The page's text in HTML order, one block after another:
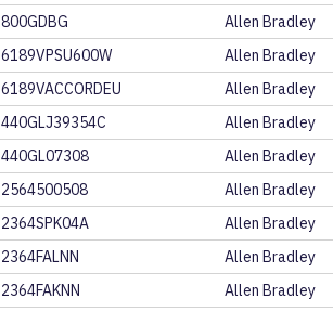
800GDBG Allen Bradley
6189VPSU600W Allen Bradley
6189VACCORDEU Allen Bradley
440GLJ39354C Allen Bradley
440GL07308 Allen Bradley
2564500508 Allen Bradley
2364SPK04A Allen Bradley
2364FALNN Allen Bradley
2364FAKNN Allen Bradley